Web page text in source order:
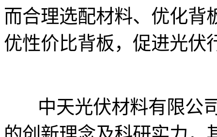
而合理选配材料、优化背
优性价比背板，促进光伏
中天光伏材料有限公司